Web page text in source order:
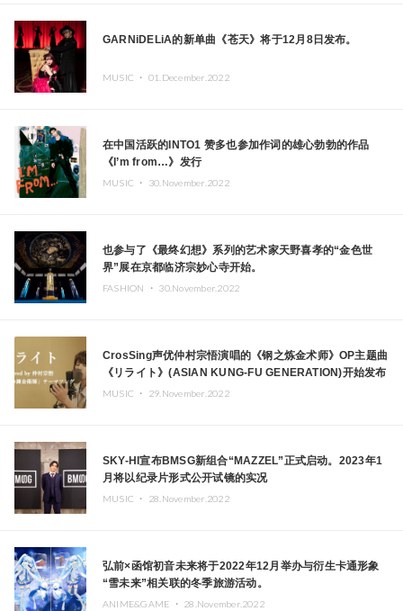
GARNiDELiA的新单曲《苍天》将于12月8日发布。
MUSIC ・ 01.December.2022
在中国活跃的INTO1 赞多也参加作词的雄心勃勃的作品
《I’m from…》发行
MUSIC ・ 30.November.2022
也参与了《最终幻想》系列的艺术家天野喜孝的“金色世
界”展在京都临济宗妙心寺开始。
FASHION ・ 30.November.2022
CrosSing声优仲村宗悟演唱的《钢之炼金术师》OP主题曲
《リライト》(ASIAN KUNG-FU GENERATION)开始发布
&Recording Movie公开!
MUSIC ・ 29.November.2022
SKY-HI宣布BMSG新组合“MAZZEL”正式启动。2023年1
月将以纪录片形式公开试镜的实况
MUSIC ・ 28.November.2022
弘前×函馆初音未来将于2022年12月举办与衍生卡通形象
“雪未来”相关联的冬季旅游活动。
ANIME&GAME ・ 28.November.2022